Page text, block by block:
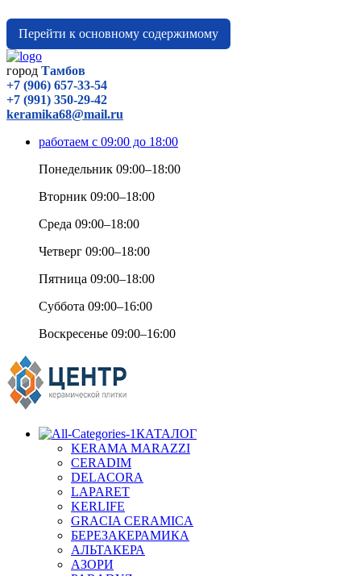
Перейти к основному содержимому
город Тамбов
+7 (906) 657-33-54
+7 (991) 350-29-42
keramika68@mail.ru
работаем с 09:00 до 18:00
Понедельник 09:00–18:00
Вторник 09:00–18:00
Среда 09:00–18:00
Четверг 09:00–18:00
Пятница 09:00–18:00
Суббота 09:00–16:00
Воскресенье 09:00–16:00
КАТАЛОГ
KERAMA MARAZZI
CERADIM
DELACORA
LAPARET
KERLIFE
GRACIA CERAMICA
БЕРЕЗАКЕРАМИКА
АЛЬТАКЕРА
АЗОРИ